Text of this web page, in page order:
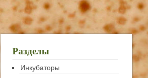
Разделы
Инкубаторы